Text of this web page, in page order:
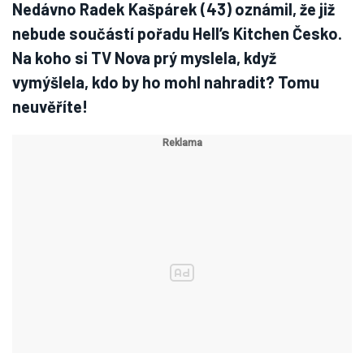
Nedávno Radek Kašpárek (43) oznámil, že již
nebude součástí pořadu Hell’s Kitchen Česko.
Na koho si TV Nova prý myslela, když
vymýšlela, kdo by ho mohl nahradit? Tomu
neuvěříte!